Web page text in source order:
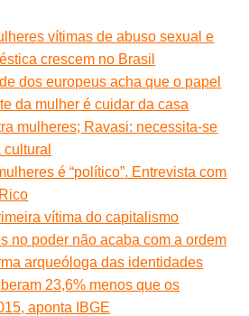
vítimas de abuso sexual e
crescem no Brasil
dos europeus acha que o papel
da mulher é cuidar da casa
mulheres; Ravasi: necessita-se
é “político”. Entrevista com
vítima do capitalismo
no poder não acaba com a ordem
arqueóloga das identidades
23,6% menos que os
aponta IBGE